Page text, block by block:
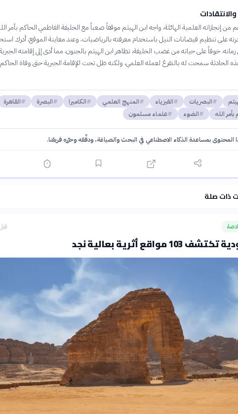
من إنجازاته العلمية الهائلة، واجه ابن الهيثم موقفاً صعباً مع الخليفة الفاطمي الحاكم بأمر
على تنظيم فيضانات النيل باستخدام معرفته بالرياضيات، وعند معاينة الموقع، أدرك
زمانه. خوفاً على حياته من غضب الخليفة، تظاهر ابن الهيثم بالجنون، مما أدى إلى إقامته
الحادثة سمحت له بالتفرغ لعمله العلمي، ولكنه ظل تحت الإقامة الجبرية حتى وفاة الحاكم
البصريات الفيزياء المنهج العلمي الكاميرا البصرة
القاهرة
الله
الضوء علماء مسلمون
المحتوى بمساعدة الذكاء الاصطناعي في البحث والصياغة، ودقّقه وحرّره فريقنا.
ذات صلة
قبل 31
103 مواقع أثرية بعالية نجد